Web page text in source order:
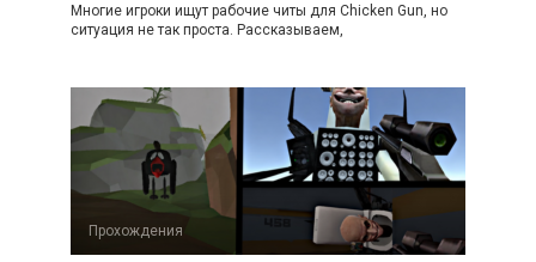
Многие игроки ищут рабочие читы для Chicken Gun, но
ситуация не так проста. Рассказываем,
Прохождения